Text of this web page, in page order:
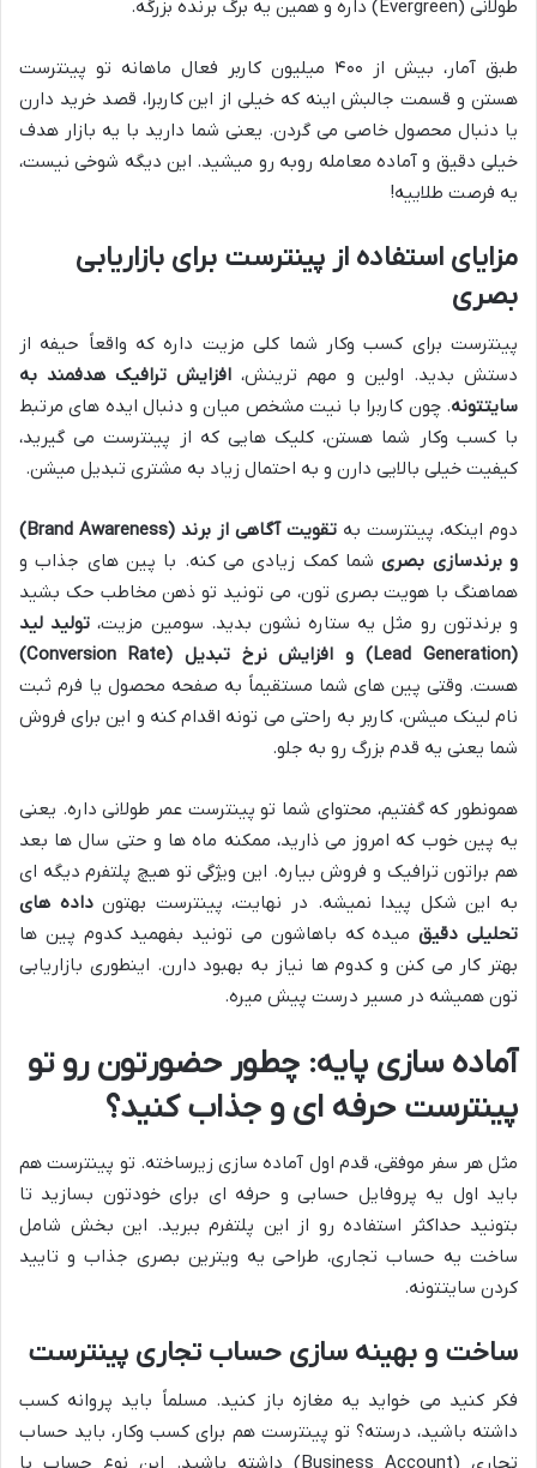
طولانی (Evergreen) داره و همین یه برگ برنده بزرگه.
طبق آمار، بیش از ۴۰۰ میلیون کاربر فعال ماهانه تو پینترست
هستن و قسمت جالبش اینه که خیلی از این کاربرا، قصد خرید دارن
یا دنبال محصول خاصی می گردن. یعنی شما دارید با یه بازار هدف
خیلی دقیق و آماده معامله روبه رو میشید. این دیگه شوخی نیست،
یه فرصت طلاییه!
مزایای استفاده از پینترست برای بازاریابی
بصری
پینترست برای کسب وکار شما کلی مزیت داره که واقعاً حیفه از
دستش بدید. اولین و مهم ترینش، افزایش ترافیک هدفمند به
سایتتونه. چون کاربرا با نیت مشخص میان و دنبال ایده های مرتبط
با کسب وکار شما هستن، کلیک هایی که از پینترست می گیرید،
کیفیت خیلی بالایی دارن و به احتمال زیاد به مشتری تبدیل میشن.
دوم اینکه، پینترست به
تقویت آگاهی از برند (Brand Awareness)
و برندسازی بصریشما کمک زیادی می کنه. با پین های جذاب و
هماهنگ با هویت بصری تون، می تونید تو ذهن مخاطب حک بشید
و برندتون رو مثل یه ستاره نشون بدید. سومین مزیت، تولید لید
(Lead Generation) و افزایش نرخ تبدیل (Conversion Rate)
هست. وقتی پین های شما مستقیماً به صفحه محصول یا فرم ثبت
نام لینک میشن، کاربر به راحتی می تونه اقدام کنه و این برای فروش
شما یعنی یه قدم بزرگ رو به جلو.
همونطور که گفتیم، محتوای شما تو پینترست عمر طولانی داره. یعنی
یه پین خوب که امروز می ذارید، ممکنه ماه ها و حتی سال ها بعد
هم براتون ترافیک و فروش بیاره. این ویژگی تو هیچ پلتفرم دیگه ای
به این شکل پیدا نمیشه. در نهایت، پینترست بهتونداده های
تحلیلی دقیقمیده که باهاشون می تونید بفهمید کدوم پین ها
بهتر کار می کنن و کدوم ها نیاز به بهبود دارن. اینطوری بازاریابی
تون همیشه در مسیر درست پیش میره.
آماده سازی پایه: چطور حضورتون رو تو
پینترست حرفه ای و جذاب کنید؟
مثل هر سفر موفقی، قدم اول آماده سازی زیرساخته. تو پینترست هم
باید اول یه پروفایل حسابی و حرفه ای برای خودتون بسازید تا
بتونید حداکثر استفاده رو از این پلتفرم ببرید. این بخش شامل
ساخت یه حساب تجاری، طراحی یه ویترین بصری جذاب و تایید
کردن سایتتونه.
ساخت و بهینه سازی حساب تجاری پینترست
فکر کنید می خواید یه مغازه باز کنید. مسلماً باید پروانه کسب
داشته باشید، درسته؟ تو پینترست هم برای کسب وکار، باید حساب